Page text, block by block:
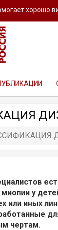
хорошо
у
или иных
чертам.